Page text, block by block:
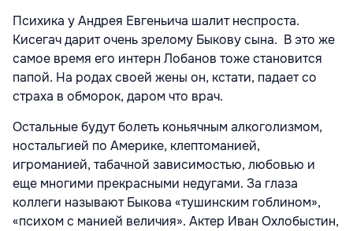
Психика у Андрея Евгеньича шалит неспроста.
Кисегач дарит очень зрелому Быкову сына. В это же
самое время его интерн Лобанов тоже становится
папой. На родах своей жены он, кстати, падает со
страха в обморок, даром что врач.
Остальные будут болеть коньячным алкоголизмом,
ностальгией по Америке, клептоманией,
игроманией, табачной зависимостью, любовью и
еще многими прекрасными недугами. За глаза
коллеги называют Быкова «тушинским гоблином»,
«психом с манией величия». Актер Иван Охлобыстин,